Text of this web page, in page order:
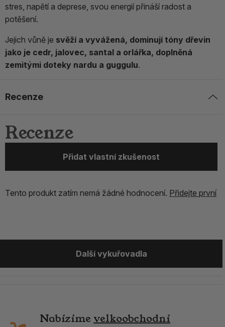
stres, napětí a deprese, svou energií přináší radost a
potěšení.
Jejich vůně je svěží a vyvážená, dominují tóny dřevin
jako je cedr, jalovec, santal a orlářka, doplněná
zemitými doteky nardu a guggulu.
Recenze
Recenze
Přidat vlastní zkušenost
Tento produkt zatím nemá žádné hodnocení. Přidejte první
Další vykuřovadla
Nabízíme velkoobchodní